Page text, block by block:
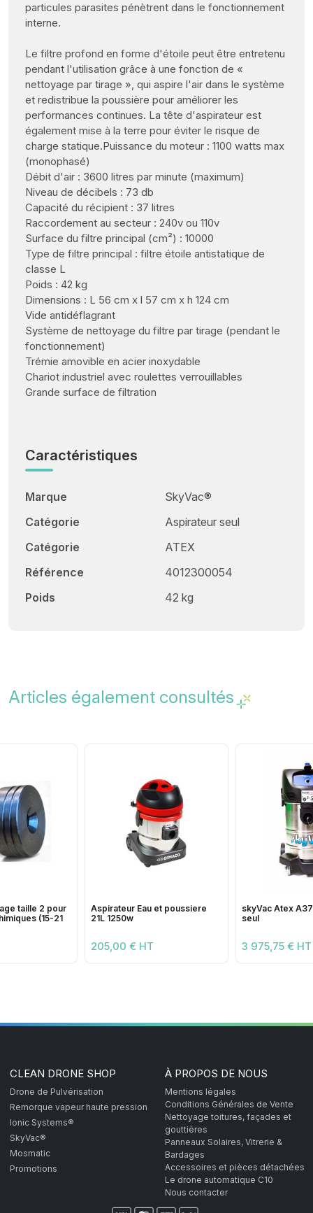
particules parasites pénètrent dans le fonctionnement
interne.
Le filtre profond en forme d'étoile peut être entretenu
pendant l'utilisation grâce à une fonction de «
nettoyage par tirage », qui aspire l'air dans le système
et redistribue la poussière pour améliorer les
performances continues. La tête d'aspirateur est
également mise à la terre pour éviter le risque de
charge statique.Puissance du moteur : 1100 watts max
(monophasé)
Débit d'air : 3600 litres par minute (maximum)
Niveau de décibels : 73 db
Capacité du récipient : 37 litres
Raccordement au secteur : 240v ou 110v
Surface du filtre principal (cm²) : 10000
Type de filtre principal : filtre étoile antistatique de
classe L
Poids : 42 kg
Dimensions : L 56 cm x l 57 cm x h 124 cm
Vide antidéflagrant
Système de nettoyage du filtre par tirage (pendant le
fonctionnement)
Trémie amovible en acier inoxydable
Chariot industriel avec roulettes verrouillables
Grande surface de filtration
Caractéristiques
Marque
SkyVac®
Catégorie
Aspirateur seul
Catégorie
ATEX
Référence
4012300054
Poids
42 kg
Articles également consultés
taille 2 pour
(15-21
Aspirateur Eau et poussiere
21L 1250w
205,00 € HT
skyVac Atex
seul
3 975,75 € HT
CLEAN DRONE SHOP
Drone de Pulvérisation
Remorque vapeur haute pression
Ionic Systems®
SkyVac®
Mosmatic
Promotions
À PROPOS DE NOUS
Mentions légales
Conditions Générales de Vente
Nettoyage toitures, façades et
gouttières
Panneaux Solaires, Vitrerie &
Bardages
Accessoires et pièces détachées
Le drone automatique C10
Nous contacter